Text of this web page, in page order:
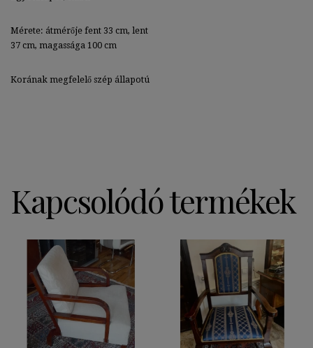
Mérete: átmérője fent 33 cm, lent
37 cm, magassága 100 cm
Korának megfelelő szép állapotú
Kapcsolódó termékek